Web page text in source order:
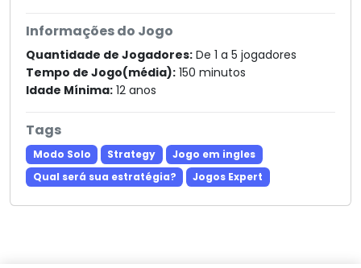
Informações do Jogo
Quantidade de Jogadores: De 1 a 5 jogadores
Tempo de Jogo(média): 150 minutos
Idade Mínima: 12 anos
Tags
Modo Solo Strategy
Jogo em ingles
Qual será sua estratégia?
Jogos Expert